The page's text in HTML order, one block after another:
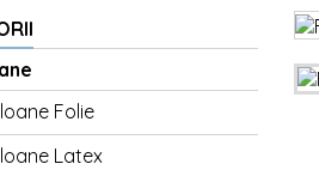
Folie
Latex